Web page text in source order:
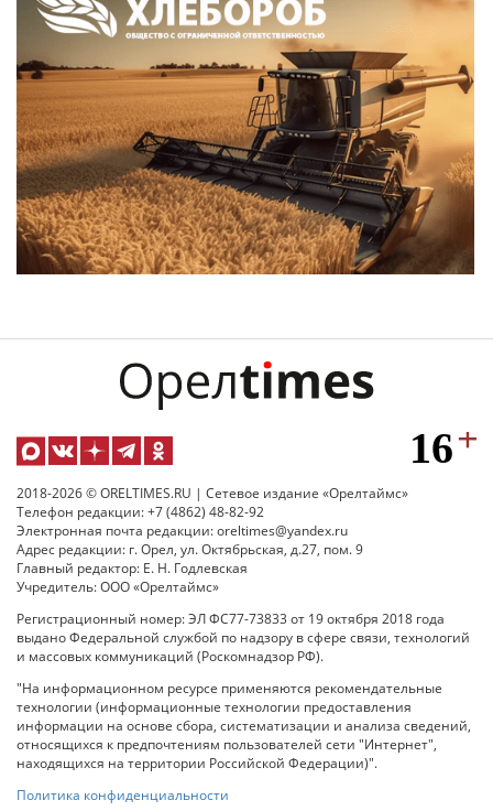
2018-2026 © ORELTIMES.RU | Сетевое издание «Орелтаймс»
Телефон редакции: +7 (4862) 48-82-92
Электронная почта редакции: oreltimes@yandex.ru
Адрес редакции: г. Орел, ул. Октябрьская, д.27, пом. 9
Главный редактор: Е. Н. Годлевская
Учредитель: ООО «Орелтаймс»
Регистрационный номер: ЭЛ ФС77-73833 от 19 октября 2018 года
выдано Федеральной службой по надзору в сфере связи, технологий
и массовых коммуникаций (Роскомнадзор РФ).
"На информационном ресурсе применяются рекомендательные
технологии (информационные технологии предоставления
информации на основе сбора, систематизации и анализа сведений,
относящихся к предпочтениям пользователей сети "Интернет",
находящихся на территории Российской Федерации)".
Политика конфиденциальности